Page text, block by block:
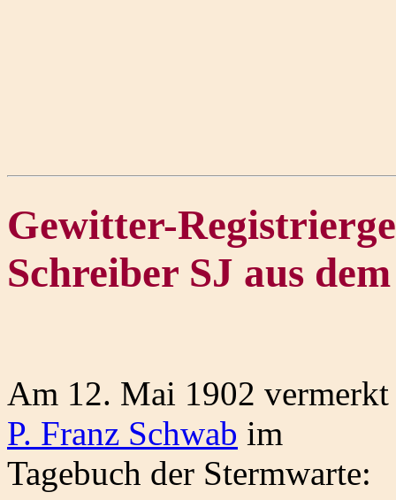
Gewitter-
Schreiber SJ aus
Am 12. Mai 1902 vermerkt
P. Franz Schwab im
Tagebuch der Stermwarte: